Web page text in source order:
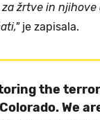
za žrtve in njihove
je zapisala.
the
We